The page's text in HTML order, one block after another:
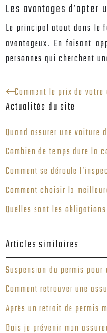
Les avantages d’opter
Le principal atout dans le
avantageux. En faisant
personnes qui cherchent
Comment le prix de
Actualités du site
Quand assurer une voiture
Combien de temps dure la
Comment se déroule
Comment choisir la
Quelles sont les
Articles similaires
Suspension du permis
Comment retrouver une
Après un retrait de permis
Dois je prévenir mon